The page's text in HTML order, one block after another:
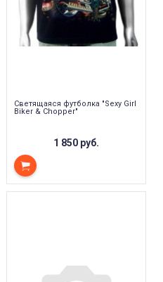
Светящаяся футболка "Sexy Girl
Biker & Chopper"
1 850 руб.